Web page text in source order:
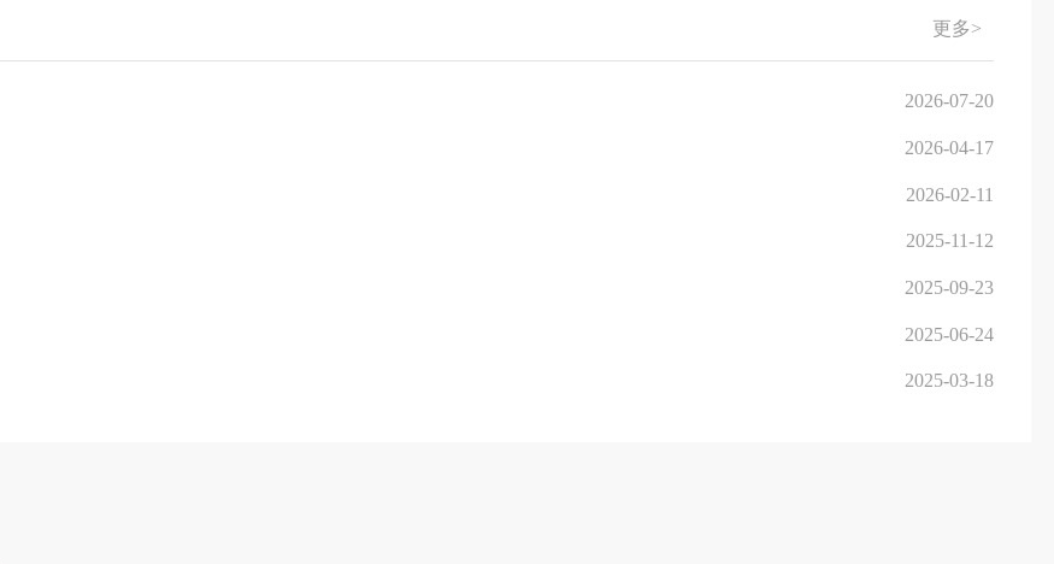
更多>
2026-07-20
2026-04-17
2026-02-11
2025-11-12
2025-09-23
2025-06-24
2025-03-18